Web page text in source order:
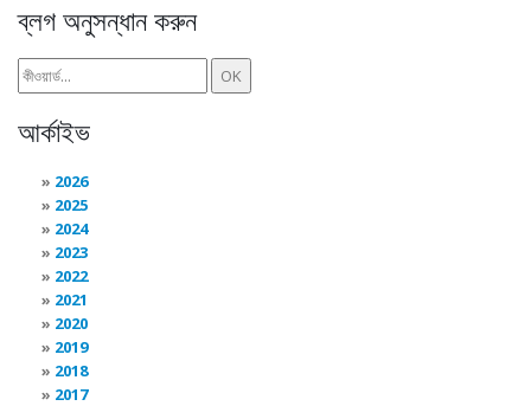
ব্লগ অনুসন্ধান করুন
আর্কাইভ
2026
2025
2024
2023
2022
2021
2020
2019
2018
2017